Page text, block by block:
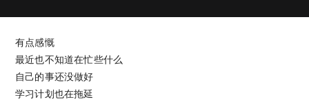
有点感慨
最近也不知道在忙些什么
自己的事还没做好
学习计划也在拖延